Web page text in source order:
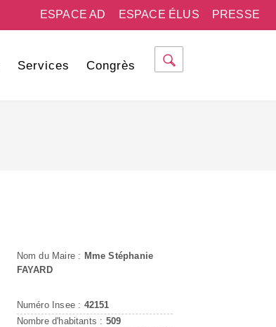
PRESSE
ESPACE ÉLUS
ESPACE AD
Services Congrès
Nom du Maire : Mme Stéphanie
FAYARD
Numéro Insee : 42151
Nombre d'habitants : 509